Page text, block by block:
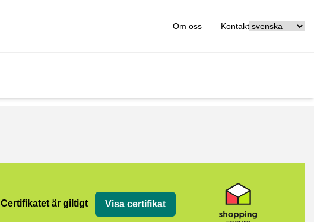
Om oss Kontakt
Certifikatet är giltigt Visa certifikat